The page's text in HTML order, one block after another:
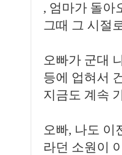
, 엄마가 돌아
그때 그 시절
오빠가 군대
등에 업혀서
지금도 계속
오빠, 나도 이
라던 소원이